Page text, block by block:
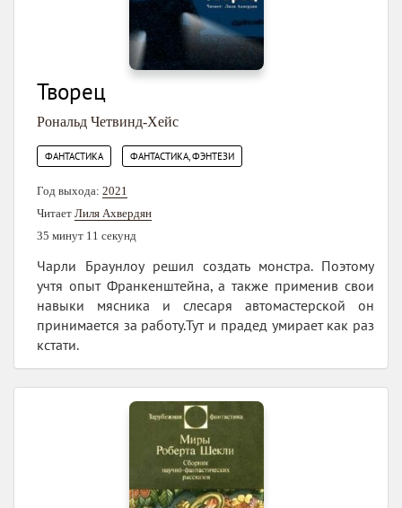
Творец
Рональд Четвинд-Хейс
ФАНТАСТИКА ФАНТАСТИКА, ФЭНТЕЗИ
Год выхода: 2021
Читает Лиля Ахвердян
35 минут 11 секунд
Чарли Браунлоу решил создать монстра. Поэтому
учтя опыт Франкенштейна, а также применив свои
навыки мясника и слесаря автомастерской он
принимается за работу.Тут и прадед умирает как раз
кстати.